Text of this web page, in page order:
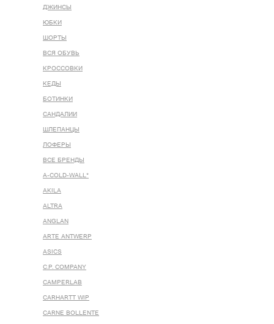
ДЖИНСЫ
ЮБКИ
ШОРТЫ
ВСЯ ОБУВЬ
КРОССОВКИ
КЕДЫ
БОТИНКИ
САНДАЛИИ
ШЛЕПАНЦЫ
ЛОФЕРЫ
ВСЕ БРЕНДЫ
A-COLD-WALL*
AKILA
ALTRA
ANGLAN
ARTE ANTWERP
ASICS
C.P. COMPANY
CAMPERLAB
CARHARTT WIP
CARNE BOLLENTE